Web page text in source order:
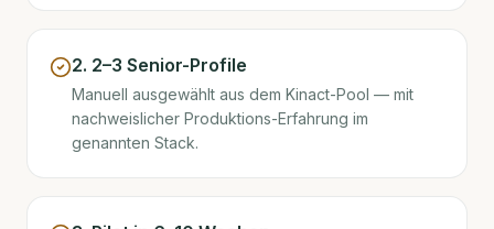
2. 2–3 Senior-Profile
Manuell ausgewählt aus dem Kinact-Pool — mit
nachweislicher Produktions-Erfahrung im
genannten Stack.